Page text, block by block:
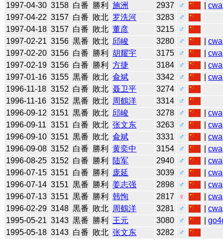
1997-04-30 3158 白番 勝利 施洲 2937 ♂ |cwa
1997-04-22 3157 白番 敗北 罗洗河 3283
♂
1997-04-18 3157 白番 敗北 董彦 3215
♂
1997-02-21 3156 黒番 敗北 邱峻 3280 ♂ |cwa
1997-02-20 3156 白番 勝利 胡耀宇 3175 ♂ |cwa
1997-02-19 3156 白番 勝利 方捷 3184 ♂ |cwa
1997-01-16 3155 黒番 敗北 兪斌 3342 ♂ |cwa
1996-11-18 3152 白番 敗北 聂卫平 3274
♂
1996-11-16 3152 黒番 敗北 周鶴洋 3314
♂
1996-09-12 3151 黒番 敗北 邱峻 3278 ♂ |cwa
1996-09-11 3151 白番 敗北 张文东 3263 ♂ |cwa
1996-09-10 3151 黒番 敗北 兪斌 3331 ♂ |cwa
1996-09-08 3152 白番 勝利 黄奕中 3154 ♂ |cwa
1996-08-25 3152 白番 勝利 陆军 2940 ♂ |cwa
1996-07-15 3151 白番 勝利 庞延 3039 ♂ |cwa
1996-07-14 3151 黒番 勝利 姜志强 2898 ♂ |cwa
1996-07-13 3151 黒番 勝利 韩恂 2817 ♀ |cwa
1996-02-29 3148 黒番 敗北 周鶴洋 3281 ♂ |cwa
1995-05-21 3143 黒番 勝利 王元 3080 ♂ |
1995-05-18 3143 白番 敗北 张文东 3282 ♂